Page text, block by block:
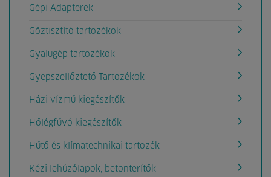
Gépi Adapterek
Gőztisztító tartozékok
Gyalugép tartozékok
Gyepszellőztető Tartozékok
Házi vízmű kiegészítők
Hőlégfűvó kiegészítők
Hűtő és klímatechnikai tartozék
Kézi lehúzólapok, betonterítők